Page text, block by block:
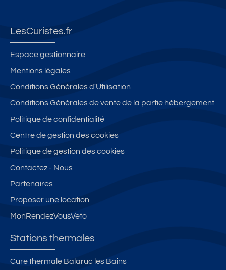
LesCuristes.fr
Espace gestionnaire
Mentions légales
Conditions Générales d'Utilisation
Conditions Générales de vente de la partie hébergement
Politique de confidentialité
Centre de gestion des cookies
Politique de gestion des cookies
Contactez - Nous
Partenaires
Proposer une location
MonRendezVousVeto
Stations thermales
Cure thermale Balaruc les Bains